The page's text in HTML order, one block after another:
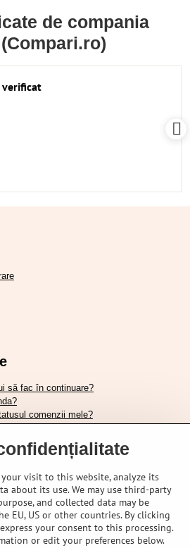
de compania
să fac în continuare?
comenzii mele?
Cum pot face asta?
încălțămintea Shimano.
potrivită?
a căștii?
Shimano.
Schwalbe.
visit to this website, analyze its
about its use. We may use third-party
and collected data may be
EU, US or other countries. By clicking
your consent to this processing.
or edit your preferences below.